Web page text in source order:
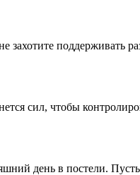
захотите поддерживать
сил, чтобы
день в постели.